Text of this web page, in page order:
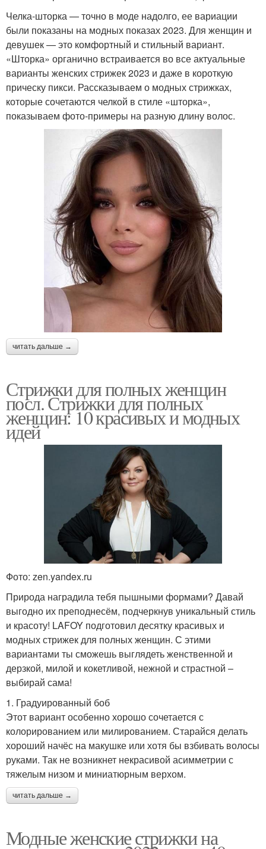
Челка-шторка — точно в моде надолго, ее вариации
были показаны на модных показах 2023. Для женщин и
девушек — это комфортный и стильный вариант.
«Шторка» органично встраивается во все актуальные
варианты женских стрижек 2023 и даже в короткую
прическу пикси. Рассказываем о модных стрижках,
которые сочетаются челкой в стиле «шторка»,
показываем фото-примеры на разную длину волос.
читать дальше →
Стрижки для полных женщин
посл. Стрижки для полных
женщин: 10 красивых и модных
идей
Фото: zen.yandex.ru
Природа наградила тебя пышными формами? Давай
выгодно их преподнесём, подчеркнув уникальный стиль
и красоту! LAFOY подготовил десятку красивых и
модных стрижек для полных женщин. С этими
вариантами ты сможешь выглядеть женственной и
дерзкой, милой и кокетливой, нежной и страстной –
выбирай сама!
1. Градуированный боб
Этот вариант особенно хорошо сочетается с
колорированием или милированием. Старайся делать
хороший начёс на макушке или хотя бы взбивать волосы
руками. Так не возникнет некрасивой асимметрии с
тяжелым низом и миниатюрным верхом.
читать дальше →
Модные женские стрижки на